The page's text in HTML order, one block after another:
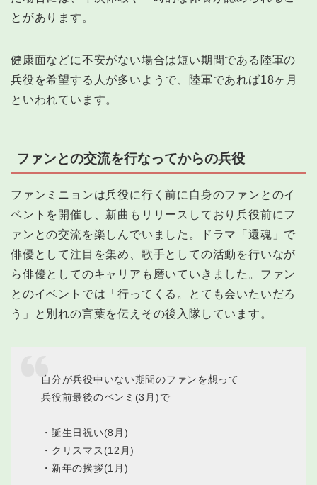
とがあります。
健康面などに不安がない場合は短い期間である陸軍の
兵役を希望する人が多いようで、陸軍であれば18ヶ月
といわれています。
ファンとの交流を行なってからの兵役
ファンミニョンは兵役に行く前に自身のファンとのイ
ベントを開催し、新曲もリリースしており兵役前にフ
ァンとの交流を楽しんでいました。ドラマ「還魂」で
俳優として注目を集め、歌手としての活動を行いなが
ら俳優としてのキャリアも磨いていきました。ファン
とのイベントでは「行ってくる。とても会いたいだろ
う」と別れの言葉を伝えその後入隊しています。
自分が兵役中いない期間のファンを想って
兵役前最後のペンミ(3月)で
・誕生日祝い(8月)
・クリスマス(12月)
・新年の挨拶(1月)